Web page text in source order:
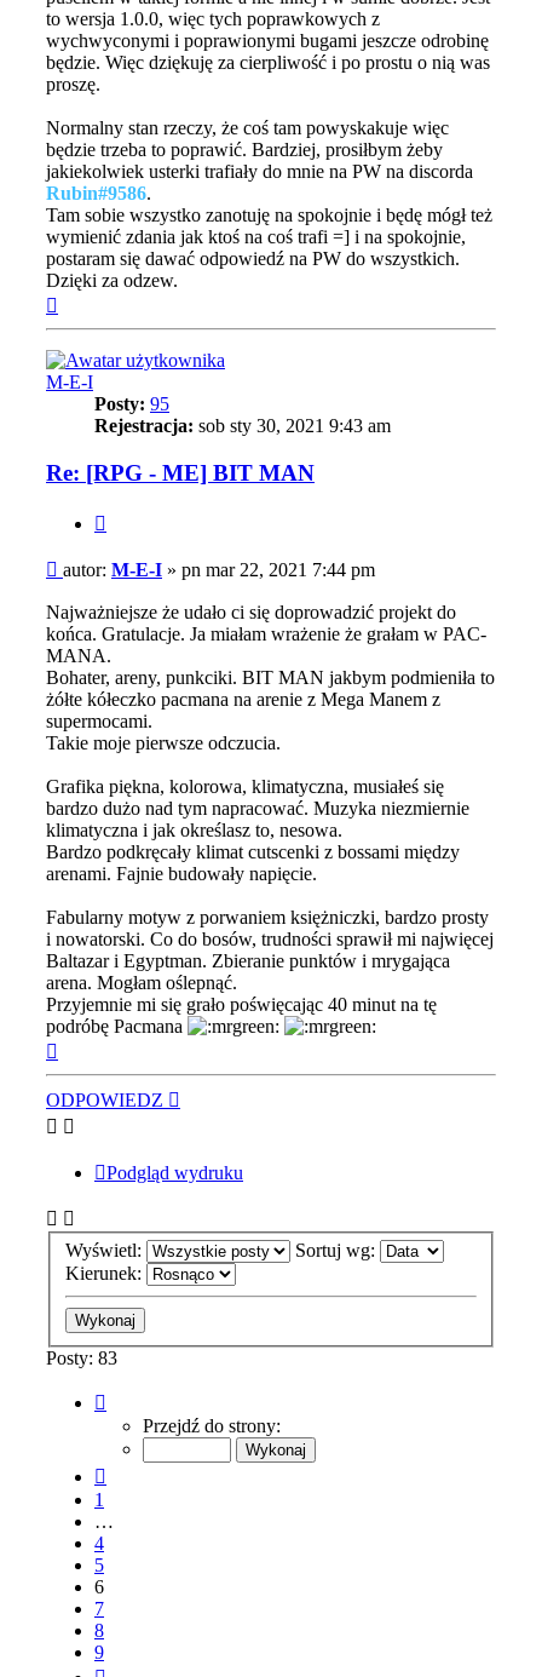
to wersja 1.0.0, więc tych poprawkowych z
wychwyconymi i poprawionymi bugami jeszcze odrobinę
będzie. Więc dziękuję za cierpliwość i po prostu o nią was
proszę.
Normalny stan rzeczy, że coś tam powyskakuje więc
będzie trzeba to poprawić. Bardziej, prosiłbym żeby
jakiekolwiek usterki trafiały do mnie na PW na discorda
Rubin#9586.
Tam sobie wszystko zanotuję na spokojnie i będę mógł też
wymienić zdania jak ktoś na coś trafi =] i na spokojnie,
postaram się dawać odpowiedź na PW do wszystkich.
Dzięki za odzew.
M-E-I
Posty: 95
Rejestracja: sob sty 30, 2021 9:43 am
Re: [RPG - ME] BIT MAN
Post
autor: M-E-I » pn mar 22, 2021 7:44 pm
Najważniejsze że udało ci się doprowadzić projekt do
końca. Gratulacje. Ja miałam wrażenie że grałam w PAC-
MANA.
Bohater, areny, punkciki. BIT MAN jakbym podmieniła to
żółte kółeczko pacmana na arenie z Mega Manem z
supermocami.
Takie moje pierwsze odczucia.
Grafika piękna, kolorowa, klimatyczna, musiałeś się
bardzo dużo nad tym napracować. Muzyka niezmiernie
klimatyczna i jak określasz to, nesowa.
Bardzo podkręcały klimat cutscenki z bossami między
arenami. Fajnie budowały napięcie.
Fabularny motyw z porwaniem księżniczki, bardzo prosty
i nowatorski. Co do bosów, trudności sprawił mi najwięcej
Baltazar i Egyptman. Zbieranie punktów i mrygająca
arena. Mogłam oślepnąć.
Przyjemnie mi się grało poświęcając 40 minut na tę
podróbę Pacmana
ODPOWIEDZ
Podgląd wydruku
Wyświetl:
Sortuj wg:
Kierunek:
Posty: 83
Przejdź do strony:
1
…
4
5
6
7
8
9